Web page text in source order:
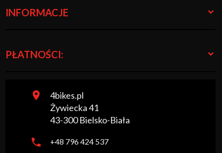
INFORMACJE
PŁATNOŚCI:
4bikes.pl
Żywiecka 41
43-300 Bielsko-Biała
+48 796 424 537